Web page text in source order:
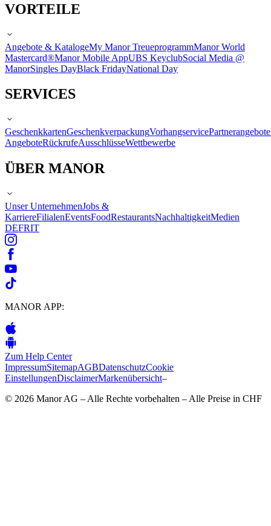
VORTEILE
Angebote & KatalogeMy Manor TreueprogrammManor World
Mastercard®Manor Mobile AppUBS KeyclubSocial Media @
ManorSingles DayBlack FridayNational Day
SERVICES
GeschenkkartenGeschenkverpackungVorhangservicePartnerangebote
AngeboteRückrufeAusschlüsseWettbewerbe
ÜBER MANOR
Unser UnternehmenJobs &
KarriereFilialenEventsFoodRestaurantsNachhaltigkeitMedien
DEFRIT
MANOR APP:
Zum Help Center
ImpressumSitemapAGBDatenschutzCookie
EinstellungenDisclaimerMarkenübersicht–
© 2026 Manor AG – Alle Rechte vorbehalten – Alle Preise in CHF